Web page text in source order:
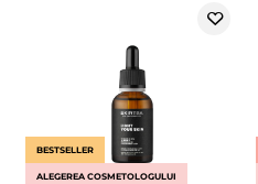
BESTSELLER
ALEGEREA COSMETOLOGULUI